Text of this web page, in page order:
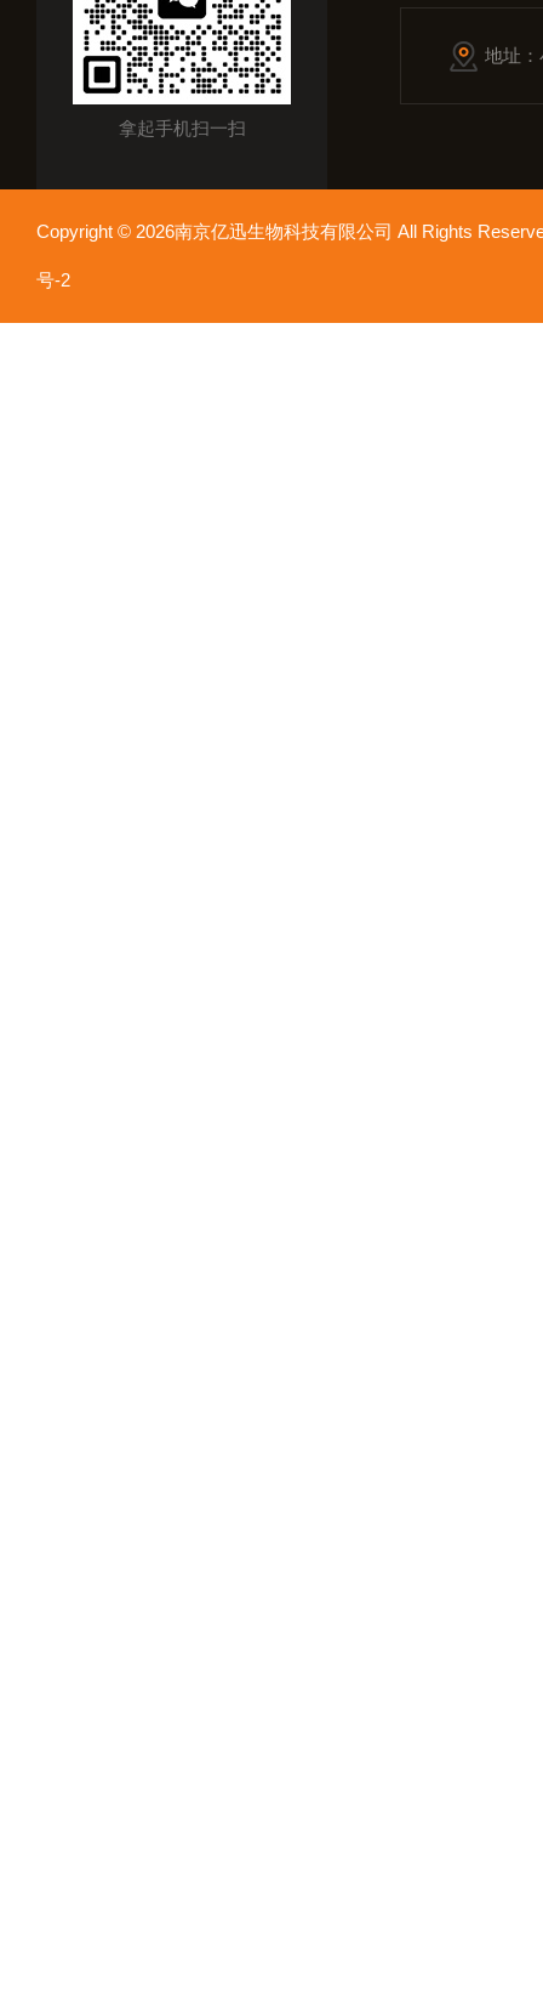
拿起手机扫一扫
地址
Copyright © 2026南京亿迅生物科技有限公司 All Rights
号-2